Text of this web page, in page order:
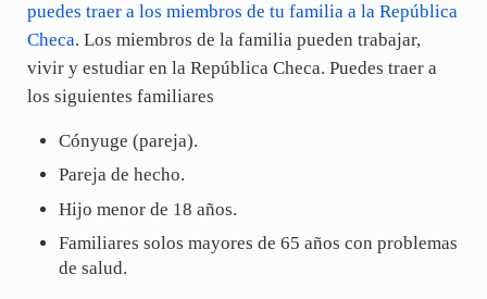
puedes traer a los miembros de tu familia a la República
Checa. Los miembros de la familia pueden trabajar,
vivir y estudiar en la República Checa. Puedes traer a
los siguientes familiares
Cónyuge (pareja).
Pareja de hecho.
Hijo menor de 18 años.
Familiares solos mayores de 65 años con problemas
de salud.